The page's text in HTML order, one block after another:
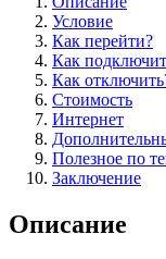
Условие
Как перейти?
Как
Как
Стоимость
Интернет
Полезное по
Заключение
Описание